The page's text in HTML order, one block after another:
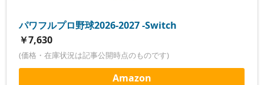
パワフルプロ野球2026-2027 -Switch
￥7,630
(価格・在庫状況は記事公開時点のものです)
Amazon